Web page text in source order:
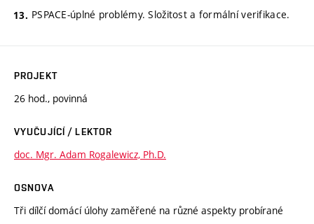
PSPACE-úplné problémy. Složitost a formální verifikace.
PROJEKT
26 hod., povinná
VYUČUJÍCÍ / LEKTOR
doc. Mgr. Adam Rogalewicz, Ph.D.
OSNOVA
Tři dílčí domácí úlohy zaměřené na různé aspekty probírané